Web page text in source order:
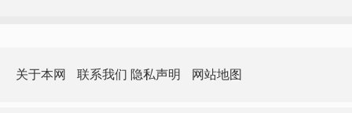
关于本网 联系我们 隐私声明 网站地图